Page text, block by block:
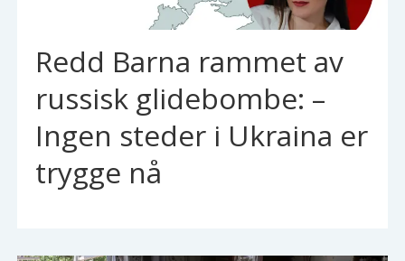
Redd Barna rammet av
russisk glidebombe: –
Ingen steder i Ukraina er
trygge nå